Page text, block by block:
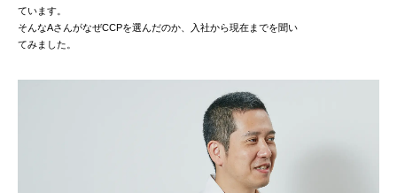
ています。
そんなAさんがなぜCCPを選んだのか、入社から現在までを聞い
てみました。